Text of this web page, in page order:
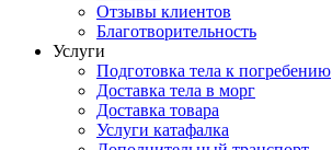
Отзывы клиентов
Благотворительность
Услуги
Подготовка тела к погребению
Доставка тела в морг
Доставка товара
Услуги катафалка